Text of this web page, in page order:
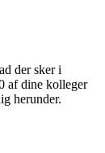
der sker i
af dine kolleger
herunder.